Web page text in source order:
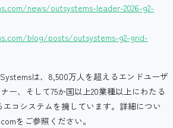
news/outsystems-leader-2026-g2-
blog/posts/outsystems-g2-grid-
は、8,500万人を超えるエンドユーザ
ー、そして75か国以上20業種以上にわたる
コシステムを擁しています。詳細につい
をご参照ください。